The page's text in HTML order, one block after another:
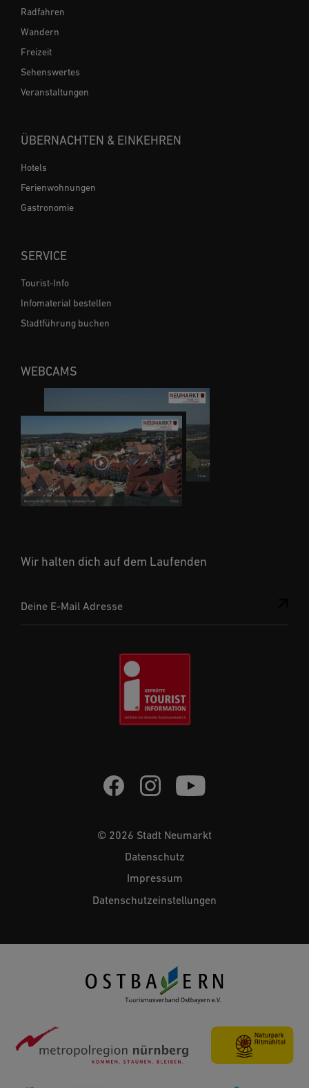
Wir halten dich auf dem Laufenden
Deine E-Mail Adresse
Radfahren
Wandern
Freizeit
Sehenswertes
Veranstaltungen
ÜBERNACHTEN & EINKEHREN
Hotels
Ferienwohnungen
Gastronomie
SERVICE
Tourist-Info
Infomaterial bestellen
Stadtführung buchen
WEBCAMS
© 2026 Stadt Neumarkt
Datenschutz
Impressum
Datenschutzeinstellungen